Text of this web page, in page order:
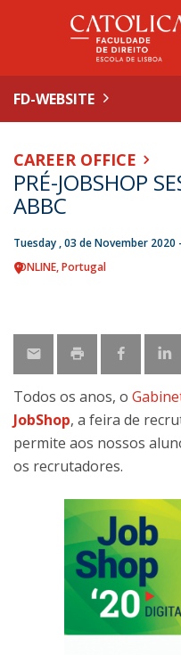
FD-WEBSITE
CAREER OFFICE
PRÉ-JOBSHOP
ABBC
Tuesday , 03 de November 2020
ONLINE Portugal
Todos os anos, o
JobShop, a feira de
permite aos nossos
os recrutadores.